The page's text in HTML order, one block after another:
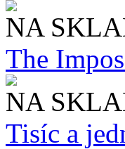
NA
The
NA
Tisíc a